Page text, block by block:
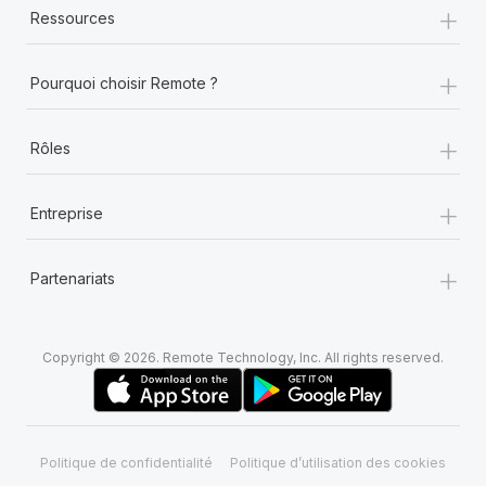
En savoir plus
Ressources +
Pourquoi choisir Remote ? +
Rôles +
Entreprise +
Partenariats +
Copyright © 2026. Remote Technology, Inc. All rights reserved.
Politique de confidentialité Politique d’utilisation des cookies